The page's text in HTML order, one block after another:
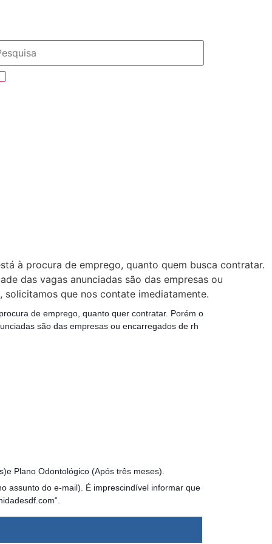
à procura de emprego, quanto quem busca contratar.
das vagas anunciadas são das empresas ou
que nos contate imediatamente.
de emprego, quanto quer contratar. Porém o
são das empresas ou encarregados de rh
Plano Odontológico (Após três meses).
assunto do e-mail). É imprescindível informar que